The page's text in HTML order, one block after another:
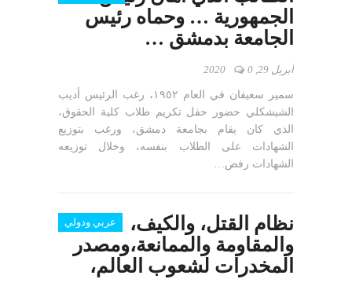
الجمهورية … وحماه رئيس
الجامعة بدمشق …
أبريل 29, 2020 0
سمير سعيفان في العام ١٩٥٢، رغب الرئيس أديب
الشيشكلي حضور حفل تكريم طلاب كلية الحقوق،
الذي كان يقام بجامعة دمشق، ورغب بتوزيع
الشهادات على الطلاب بنفسه، وخلال توزيعه
الشهادات رفض…
عربي ودولي
نظام القتل، والكيف،
والمقاومة والممانعة،ومصدر
المخدرات لشعوب العالم،